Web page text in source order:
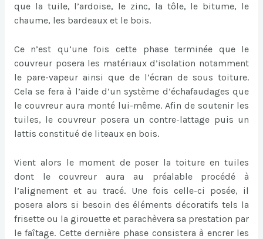
que la tuile, l’ardoise, le zinc, la tôle, le bitume, le
chaume, les bardeaux et le bois.
Ce n’est qu’une fois cette phase terminée que le
couvreur posera les matériaux d’isolation notamment
le pare-vapeur ainsi que de l’écran de sous toiture.
Cela se fera à l’aide d’un système d’échafaudages que
le couvreur aura monté lui-même. Afin de soutenir les
tuiles, le couvreur posera un contre-lattage puis un
lattis constitué de liteaux en bois.
Vient alors le moment de poser la toiture en tuiles
dont le couvreur aura au préalable procédé à
l’alignement et au tracé. Une fois celle-ci posée, il
posera alors si besoin des éléments décoratifs tels la
frisette ou la girouette et parachèvera sa prestation par
le faîtage. Cette dernière phase consistera à encrer les